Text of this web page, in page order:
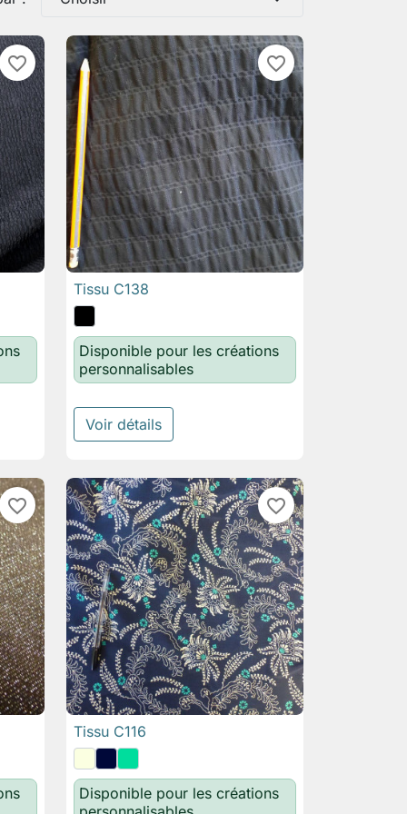
favorite_border favorite_border
 Aperçu rapide
Tissu C138
Disponible pour les créations
personnalisables
Voir détails
favorite_border favorite_border

Tissu C116
Disponible pour les créations